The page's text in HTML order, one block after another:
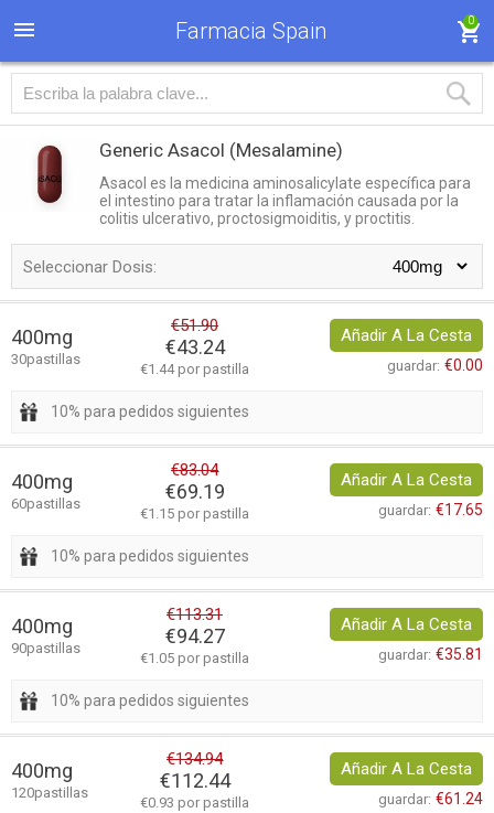
Farmacia Spain 0
Generic Asacol (Mesalamine)
Asacol es la medicina aminosalicylate específica para
el intestino para tratar la inflamación causada por la
colitis ulcerativo, proctosigmoiditis, y proctitis.
Seleccionar Dosis:
400mg
30pastillas
€51.90
€43.24
€1.44 por pastilla
Añadir A La Cesta
guardar: €0.00
10% para pedidos siguientes
400mg
60pastillas
€83.04
€69.19
€1.15 por pastilla
Añadir A La Cesta
guardar: €17.65
10% para pedidos siguientes
400mg
90pastillas
€113.31
€94.27
€1.05 por pastilla
Añadir A La Cesta
guardar: €35.81
10% para pedidos siguientes
400mg
120pastillas
€134.94
€112.44
€0.93 por pastilla
Añadir A La Cesta
guardar: €61.24